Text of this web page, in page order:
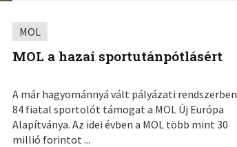
MOL
MOL a hazai sportutánpótlásért
A már hagyománnyá vált pályázati rendszerben
84 fiatal sportolót támogat a MOL Új Európa
Alapítványa. Az idei évben a MOL több mint 30
millió forintot ...